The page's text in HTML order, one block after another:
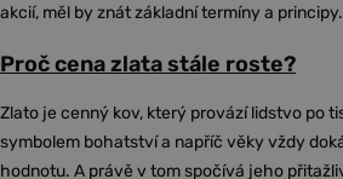
akcií, měl by znát základní termíny a principy.
Proč cena zlata stále roste?
Zlato je cenný kov, který provází lidstvo po
symbolem bohatství a napříč věky vždy
hodnotu. A právě v tom spočívá jeho